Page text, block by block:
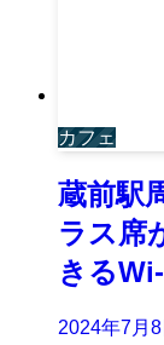
カフェ
蔵前駅
ラス席
きる
2024年7月8